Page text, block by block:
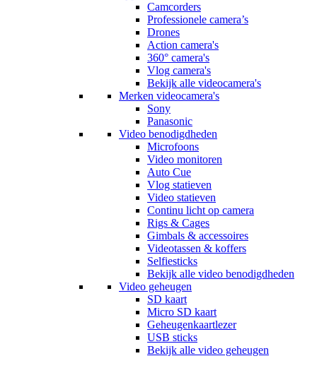
Camcorders
Professionele camera’s
Drones
Action camera's
360° camera's
Vlog camera's
Bekijk alle videocamera's
Merken videocamera's
Sony
Panasonic
Video benodigdheden
Microfoons
Video monitoren
Auto Cue
Vlog statieven
Video statieven
Continu licht op camera
Rigs & Cages
Gimbals & accessoires
Videotassen & koffers
Selfiesticks
Bekijk alle video benodigdheden
Video geheugen
SD kaart
Micro SD kaart
Geheugenkaartlezer
USB sticks
Bekijk alle video geheugen